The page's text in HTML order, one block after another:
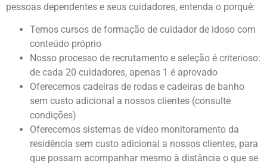
pessoas dependentes e seus cuidadores, entenda o porquê:
Temos cursos de formação de cuidador de idoso com
conteúdo próprio
Nosso processo de recrutamento e seleção é criterioso:
de cada 20 cuidadores, apenas 1 é aprovado
Oferecemos cadeiras de rodas e cadeiras de banho
sem custo adicional a nossos clientes (consulte
condições)
Oferecemos sistemas de vídeo monitoramento da
residência sem custo adicional a nossos clientes, para
que possam acompanhar mesmo à distância o que se